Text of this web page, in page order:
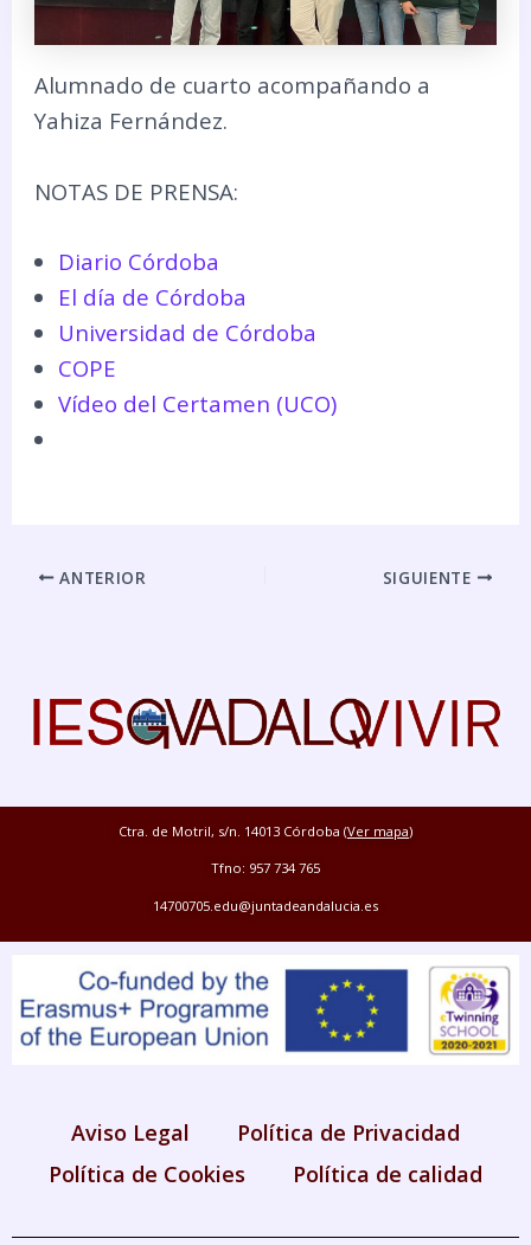
Alumnado de cuarto acompañando a
Yahiza Fernández.
NOTAS DE PRENSA:
Diario Córdoba
El día de Córdoba
Universidad de Córdoba
COPE
Vídeo del Certamen (UCO)
ANTERIOR SIGUIENTE
Ctra. de Motril, s/n. 14013 Córdoba (Ver mapa)
Tfno: 957 734 765
14700705.edu@juntadeandalucia.es
Aviso Legal
Política de Privacidad
Política de Cookies
Política de calidad